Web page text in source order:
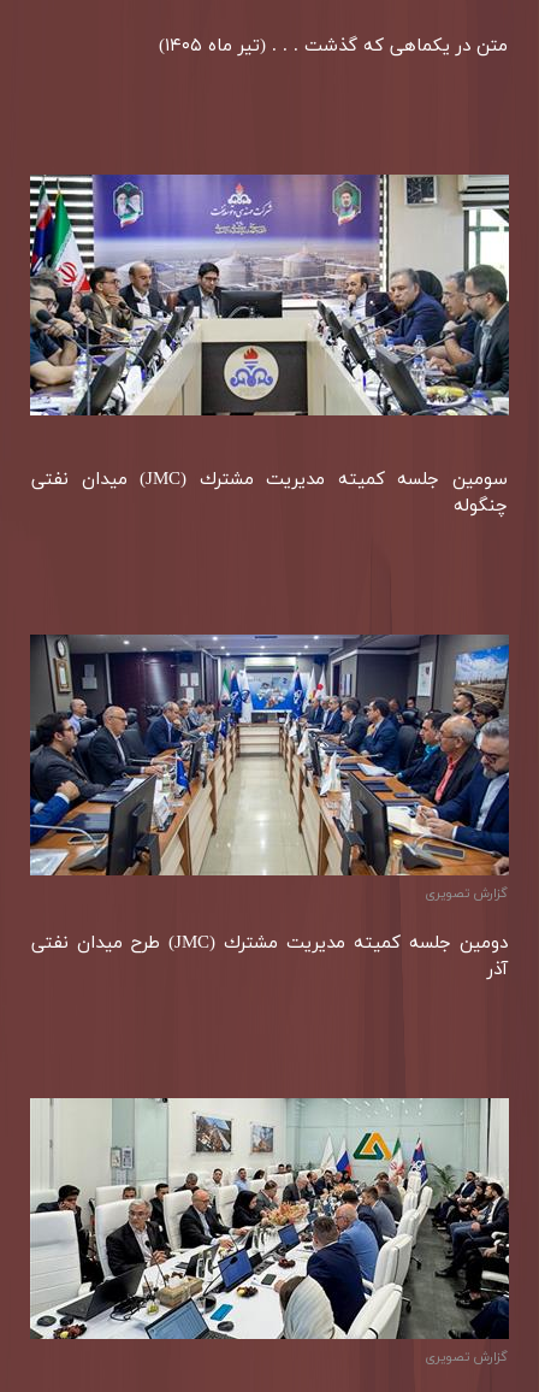
متن در یكماهی كه گذشت . . . (تیر ماه ۱۴۰۵)
سومین جلسه كمیته مدیریت مشترك (JMC) میدان نفتی
چنگوله
گزارش تصويری
دومین جلسه كمیته مدیریت مشترك (JMC) طرح میدان نفتی
آذر
گزارش تصويری